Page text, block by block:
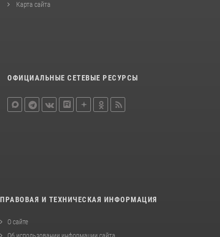
Карта сайта
ОФИЦИАЛЬНЫЕ СЕТЕВЫЕ РЕСУРСЫ
ПРАВОВАЯ И ТЕХНИЧЕСКАЯ ИНФОРМАЦИЯ
О сайте